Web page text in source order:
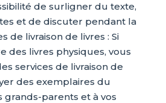
de surligner du texte,
et de discuter pendant la
de livraison de livres : Si
des livres physiques, vous
services de livraison de
des exemplaires du
grands-parents et à vos